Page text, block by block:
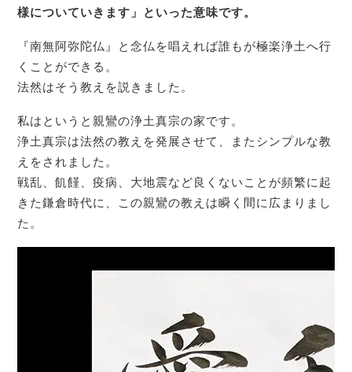
様についていきます」といった意味です。
『南無阿弥陀仏』と念仏を唱えれば誰もが極楽浄土へ行
くことができる。
法然はそう教えを説きました。
私はというと親鸞の浄土真宗の家です。
浄土真宗は法然の教えを発展させて、またシンプルな教
えをされました。
戦乱、飢饉、疫病、大地震など良くないことが頻繁に起
きた鎌倉時代に、この親鸞の教えは瞬く間に広まりまし
た。